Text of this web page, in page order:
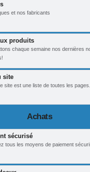
et nos fabricants
produits
chaque semaine nos dernières
site
site est une liste de toutes les pages.
Achats
sécurisé
tous les moyens de paiement